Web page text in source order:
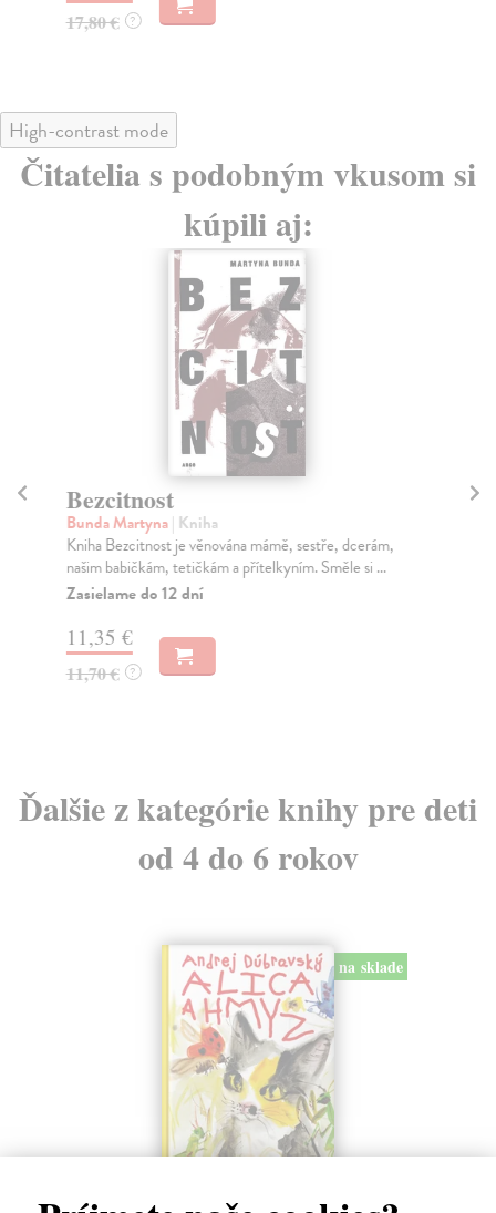
17,80 € ?
High-contrast mode
Čitatelia s podobným vkusom si
kúpili aj:
Bezcitnost
Bunda Martyna| Kniha
Kniha Bezcitnost je věnována mámě, sestře, dcerám,
našim babičkám, tetičkám a přítelkyním. Směle si ...
Zasielame do 12 dní
11,35 €
11,70 € ?
Ďalšie z kategórie knihy pre deti
od 4 do 6 rokov
na sklade
Alica a hmyz